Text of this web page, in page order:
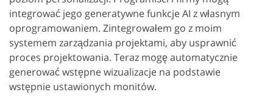
integrować jego generatywne funkcje AI z własnym
oprogramowaniem. Zintegrowałem go z moim
systemem zarządzania projektami, aby usprawnić
proces projektowania. Teraz mogę automatycznie
generować wstępne wizualizacje na podstawie
wstępnie ustawionych monitów.